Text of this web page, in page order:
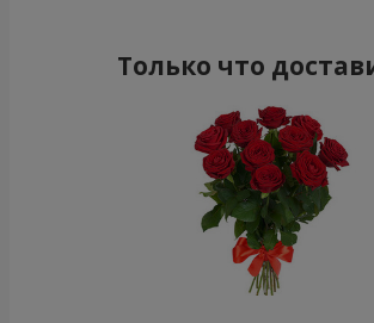
Только что